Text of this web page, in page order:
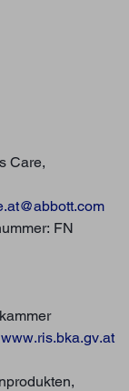
Care,
FN
www.ris.bka.gv.at